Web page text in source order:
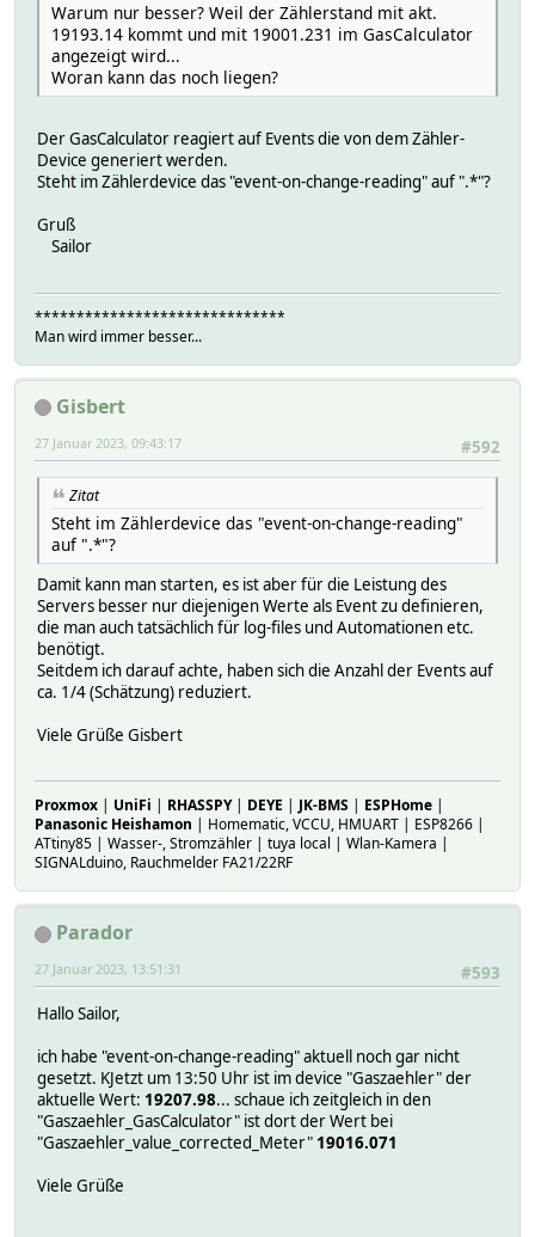
Warum nur besser? Weil der Zählerstand mit akt.
19193.14 kommt und mit 19001.231 im GasCalculator
angezeigt wird...
Woran kann das noch liegen?
Der GasCalculator reagiert auf Events die von dem Zähler-
Device generiert werden.
Steht im Zählerdevice das "event-on-change-reading" auf ".*"?
Gruß
Sailor
******************************
Man wird immer besser...
Gisbert
#592
27 Januar 2023, 09:43:17
Zitat
Steht im Zählerdevice das "event-on-change-reading"
auf ".*"?
Damit kann man starten, es ist aber für die Leistung des
Servers besser nur diejenigen Werte als Event zu definieren,
die man auch tatsächlich für log-files und Automationen etc.
benötigt.
Seitdem ich darauf achte, haben sich die Anzahl der Events auf
ca. 1/4 (Schätzung) reduziert.
Viele Grüße Gisbert
Proxmox | UniFi | RHASSPY| DEYE | JK-BMS | ESPHome |
Panasonic Heishamon | Homematic, VCCU, HMUART | ESP8266 |
ATtiny85 | Wasser-, Stromzähler | tuya local | Wlan-Kamera |
SIGNALduino, Rauchmelder FA21/22RF
Parador
#593
27 Januar 2023, 13:51:31
Hallo Sailor,
ich habe "event-on-change-reading" aktuell noch gar nicht
gesetzt. KJetzt um 13:50 Uhr ist im device "Gaszaehler" der
aktuelle Wert: 19207.98... schaue ich zeitgleich in den
"Gaszaehler_GasCalculator" ist dort der Wert bei
"Gaszaehler_value_corrected_Meter" 19016.071
Viele Grüße